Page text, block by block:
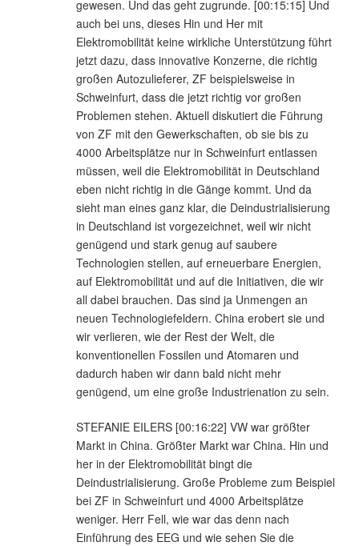
gewesen. Und das geht zugrunde. [00:15:15] Und
auch bei uns, dieses Hin und Her mit
Elektromobilität keine wirkliche Unterstützung führt
jetzt dazu, dass innovative Konzerne, die richtig
großen Autozulieferer, ZF beispielsweise in
Schweinfurt, dass die jetzt richtig vor großen
Problemen stehen. Aktuell diskutiert die Führung
von ZF mit den Gewerkschaften, ob sie bis zu
4000 Arbeitsplätze nur in Schweinfurt entlassen
müssen, weil die Elektromobilität in Deutschland
eben nicht richtig in die Gänge kommt. Und da
sieht man eines ganz klar, die Deindustrialisierung
in Deutschland ist vorgezeichnet, weil wir nicht
genügend und stark genug auf saubere
Technologien stellen, auf erneuerbare Energien,
auf Elektromobilität und auf die Initiativen, die wir
all dabei brauchen. Das sind ja Unmengen an
neuen Technologiefeldern. China erobert sie und
wir verlieren, wie der Rest der Welt, die
konventionellen Fossilen und Atomaren und
dadurch haben wir dann bald nicht mehr
genügend, um eine große Industrienation zu sein.
STEFANIE EILERS [00:16:22] VW war größter
Markt in China. Größter Markt war China. Hin und
her in der Elektromobilität bingt die
Deindustrialisierung. Große Probleme zum Beispiel
bei ZF in Schweinfurt und 4000 Arbeitsplätze
weniger. Herr Fell, wie war das denn nach
Einführung des EEG und wie sehen Sie die